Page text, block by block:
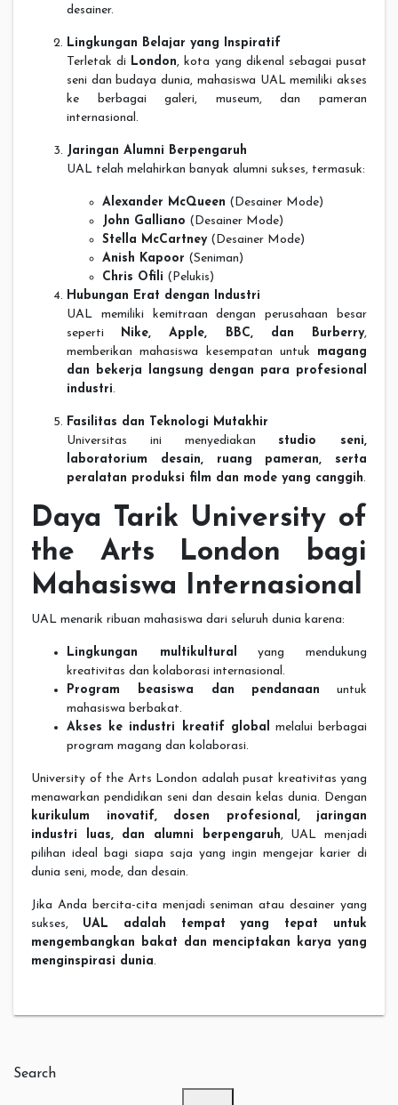
desainer.
Lingkungan Belajar yang Inspiratif
Terletak di London, kota yang dikenal sebagai pusat
seni dan budaya dunia, mahasiswa UAL memiliki akses
ke berbagai galeri, museum, dan pameran
internasional.
Jaringan Alumni Berpengaruh
UAL telah melahirkan banyak alumni sukses, termasuk:
Alexander McQueen (Desainer Mode)
John Galliano (Desainer Mode)
Stella McCartney(Desainer Mode)
Anish Kapoor (Seniman)
Chris Ofili (Pelukis)
Hubungan Erat dengan Industri
UAL memiliki kemitraan dengan perusahaan besar
seperti Nike, Apple, BBC, dan Burberry,
memberikan mahasiswa kesempatan untuk magang
dan bekerja langsung dengan para profesional
industri.
Fasilitas dan Teknologi Mutakhir
Universitas ini menyediakanstudio seni,
laboratorium desain, ruang pameran, serta
peralatan produksi film dan mode yang canggih.
Daya Tarik University of
the Arts London bagi
Mahasiswa Internasional
UAL menarik ribuan mahasiswa dari seluruh dunia karena:
Lingkungan multikultural yang mendukung
kreativitas dan kolaborasi internasional.
Program beasiswa dan pendanaan untuk
mahasiswa berbakat.
Akses ke industri kreatif global melalui berbagai
program magang dan kolaborasi.
University of the Arts London adalah pusat kreativitas yang
menawarkan pendidikan seni dan desain kelas dunia. Dengan
kurikulum inovatif, dosen profesional, jaringan
industri luas, dan alumni berpengaruh, UAL menjadi
pilihan ideal bagi siapa saja yang ingin mengejar karier di
dunia seni, mode, dan desain.
Jika Anda bercita-cita menjadi seniman atau desainer yang
sukses, UAL adalah tempat yang tepat untuk
mengembangkan bakat dan menciptakan karya yang
menginspirasi dunia.
Search